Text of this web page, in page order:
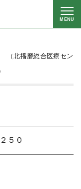
MENU
（北播磨総合医療セン
５０